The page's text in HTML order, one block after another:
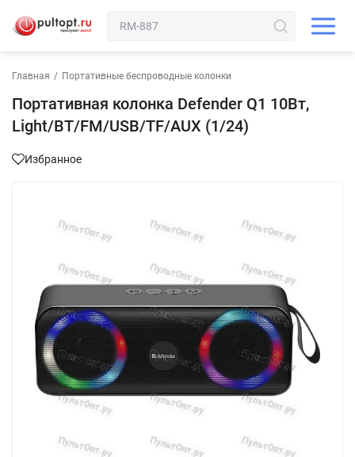
Главная / Портативные беспроводные колонки
Портативная колонка Defender Q1 10Вт,
Light/BT/FM/USB/TF/AUX (1/24)
Избранное